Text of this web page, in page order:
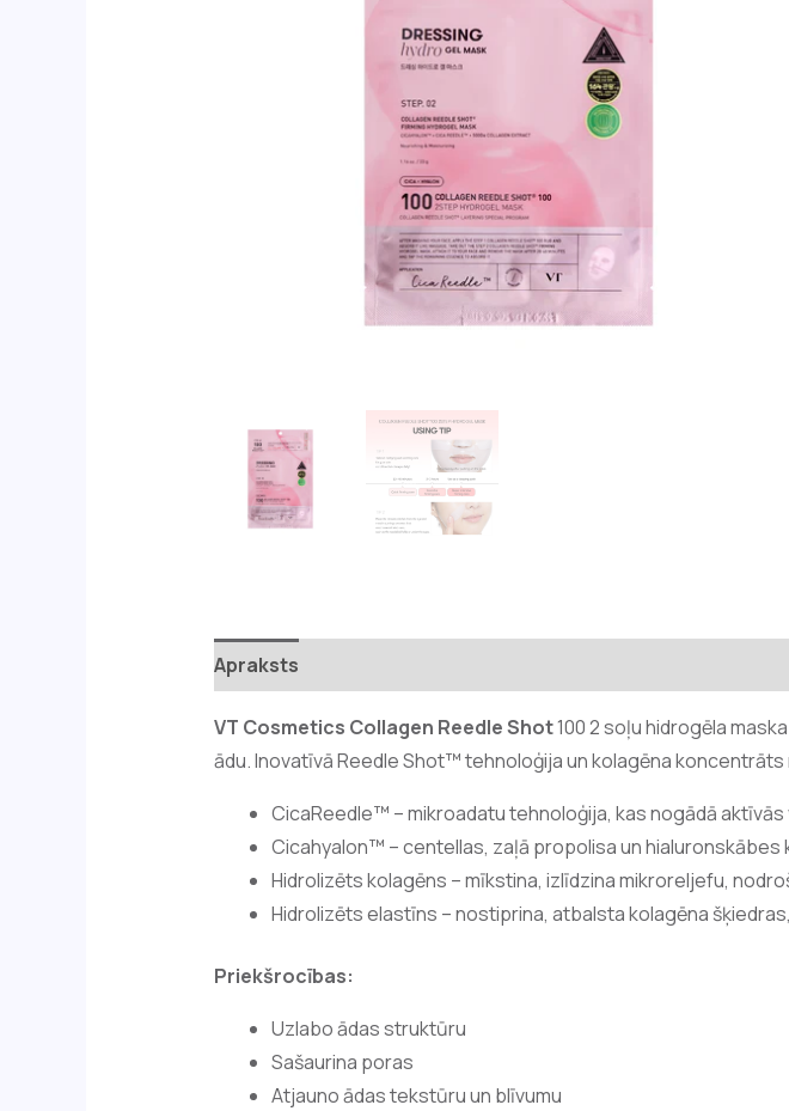
Apraksts
VT Cosmetics Collagen Reedle Shot100 2 soļu hidrogēla
ādu. Inovatīvā Reedle Shot™ tehnoloģija un kolagēna
CicaReedle™ – mikroadatu tehnoloģija, kas nogādā
Cicahyalon™ – centellas, zaļā propolisa un hialuronskābes
Hidrolizēts kolagēns – mīkstina, izlīdzina mikroreljefu,
Hidrolizēts elastīns – nostiprina, atbalsta kolagēna
Priekšrocības:
Uzlabo ādas struktūru
Sašaurina poras
Atjauno ādas tekstūru un blīvumu